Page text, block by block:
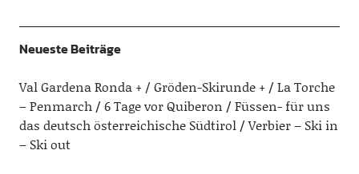
Neueste Beiträge
Val Gardena Ronda + / Gröden-Skirunde +
La Torche
– Penmarch
6 Tage vor Quiberon
Füssen- für uns
das deutsch österreichische Südtirol
Verbier – Ski in
– Ski out